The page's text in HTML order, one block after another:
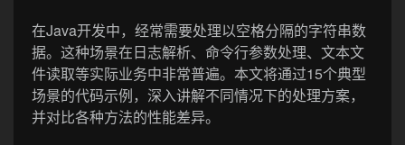
在Java开发中，经常需要处理以空格分隔的字符串数
据。这种场景在日志解析、命令行参数处理、文本文
件读取等实际业务中非常普遍。本文将通过15个典型
场景的代码示例，深入讲解不同情况下的处理方案，
并对比各种方法的性能差异。